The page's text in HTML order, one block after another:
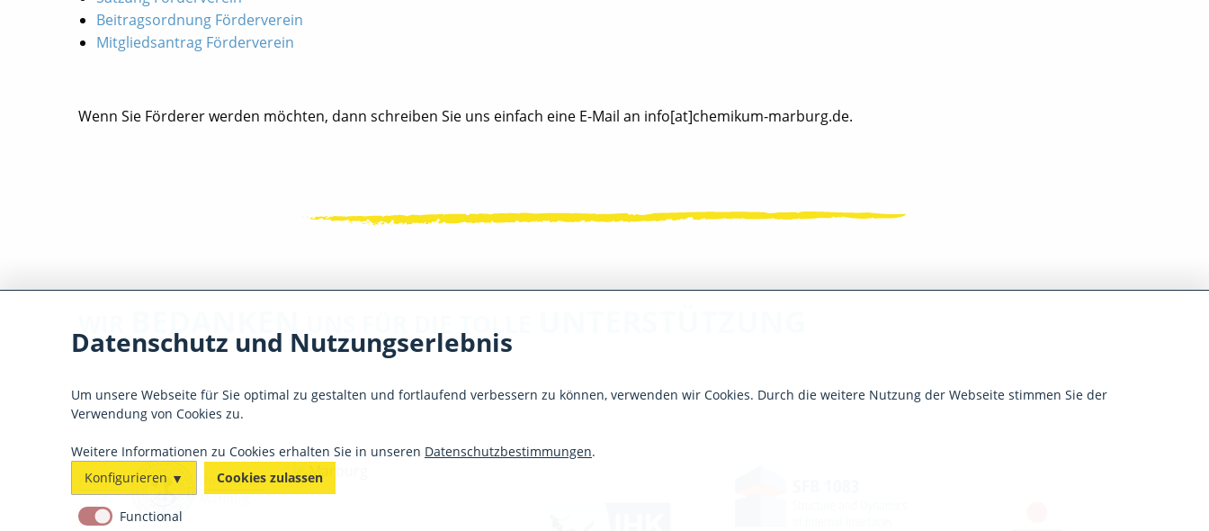
Beitragsordnung Förderverein
Mitgliedsantrag Förderverein
Wenn Sie Förderer werden möchten, dann schreiben Sie uns einfach eine E-Mail an info[at]chemikum-marburg.de.
Datenschutz und Nutzungserlebnis
Um unsere Webseite für Sie optimal zu gestalten und fortlaufend verbessern zu können, verwenden wir Cookies. Durch die weitere Nutzung der Webseite stimmen Sie der
Verwendung von Cookies zu.
Weitere Informationen zu Cookies erhalten Sie in unseren Datenschutzbestimmungen.
Konfigurieren
Cookies zulassen
Functional